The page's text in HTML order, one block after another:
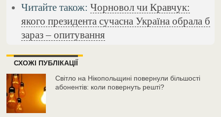
Читайте також:Чорновол чи Кравчук:
якого президента сучасна Україна обрала б
зараз – опитування
СХОЖІ ПУБЛІКАЦІЇ
Світло на Нікопольщині повернули більшості
абонентів: коли повернуть решті?